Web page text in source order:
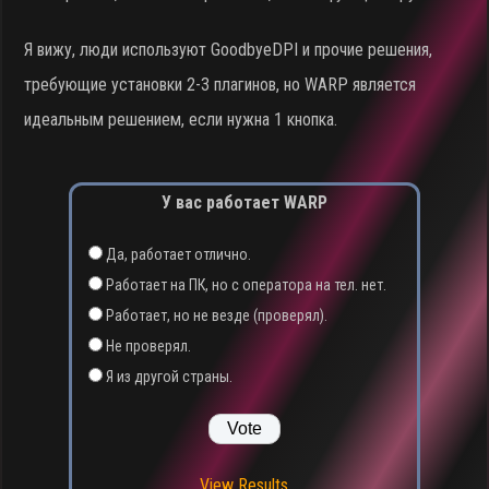
Я вижу, люди используют GoodbyeDPI и прочие решения,
требующие установки 2-3 плагинов, но WARP является
идеальным решением, если нужна 1 кнопка.
У вас работает WARP
Да, работает отлично.
Работает на ПК, но с оператора на тел. нет.
Работает, но не везде (проверял).
Не проверял.
Я из другой страны.